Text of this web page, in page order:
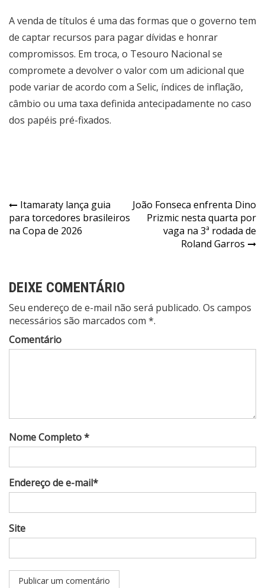
A venda de títulos é uma das formas que o governo tem
de captar recursos para pagar dívidas e honrar
compromissos. Em troca, o Tesouro Nacional se
compromete a devolver o valor com um adicional que
pode variar de acordo com a Selic, índices de inflação,
câmbio ou uma taxa definida antecipadamente no caso
dos papéis pré-fixados.
Navegação
de
Itamaraty lança guia
para torcedores brasileiros
na Copa de 2026
João Fonseca enfrenta Dino
Prizmic nesta quarta por
vaga na 3ª rodada de
Roland Garros
DEIXE COMENTÁRIO
Seu endereço de e-mail não será publicado. Os campos
necessários são marcados com *.
Comentário
Nome Completo *
Endereço de e-mail*
Site